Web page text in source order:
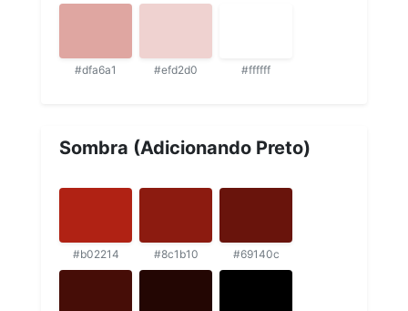
#dfa6a1 #efd2d0 #ffffff
Sombra (Adicionando Preto)
#b02214 #8c1b10 #69140c